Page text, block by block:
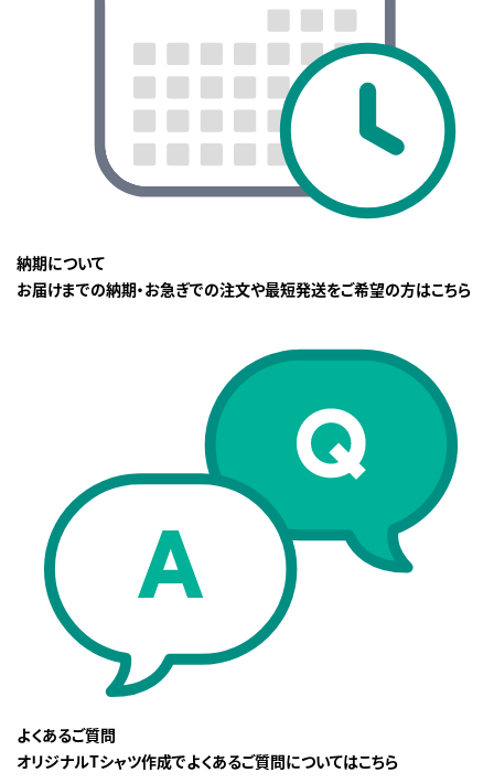
納期について
お届けまでの納期・お急ぎでの注文や最短発送をご希望の方はこちら
よくあるご質問
オリジナルTシャツ作成でよくあるご質問についてはこちら